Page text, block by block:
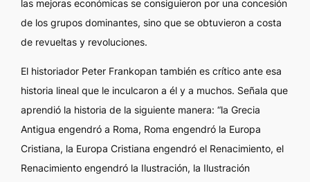
las mejoras económicas se consiguieron por una concesión
de los grupos dominantes, sino que se obtuvieron a costa
de revueltas y revoluciones.
El historiador Peter Frankopan también es crítico ante esa
historia lineal que le inculcaron a él y a muchos. Señala que
aprendió la historia de la siguiente manera: “la Grecia
Antigua engendró a Roma, Roma engendró la Europa
Cristiana, la Europa Cristiana engendró el Renacimiento, el
Renacimiento engendró la Ilustración, la Ilustración